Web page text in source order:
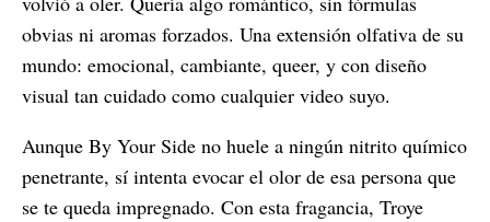
obvias ni aromas forzados. Una extensión olfativa de su
mundo: emocional, cambiante, queer, y con diseño
visual tan cuidado como cualquier video suyo.
Aunque By Your Side no huele a ningún nitrito químico
penetrante, sí intenta evocar el olor de esa persona que
se te queda impregnado. Con esta fragancia, Troye